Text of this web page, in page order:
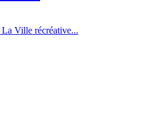
La Ville récréative...